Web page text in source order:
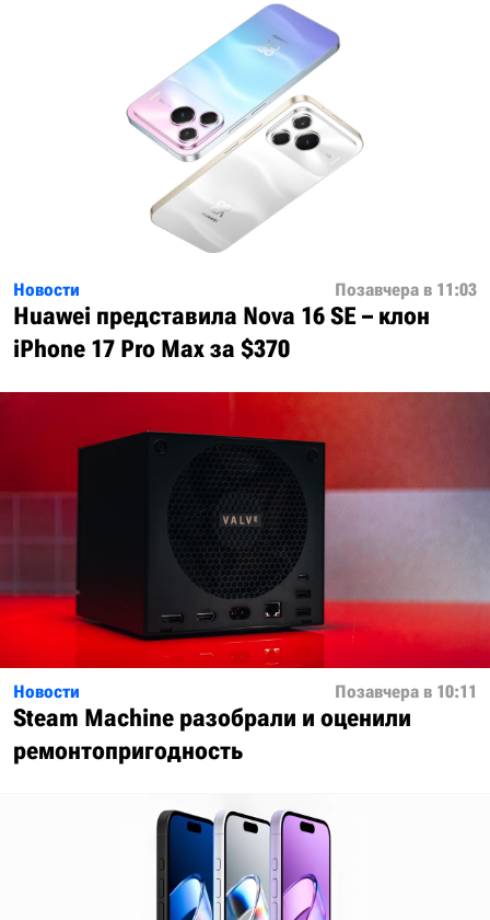
Новости Позавчера в 11:03
Huawei представила Nova 16 SE – клон
iPhone 17 Pro Max за $370
Новости Позавчера в 10:11
Steam Machine разобрали и оценили
ремонтопригодность